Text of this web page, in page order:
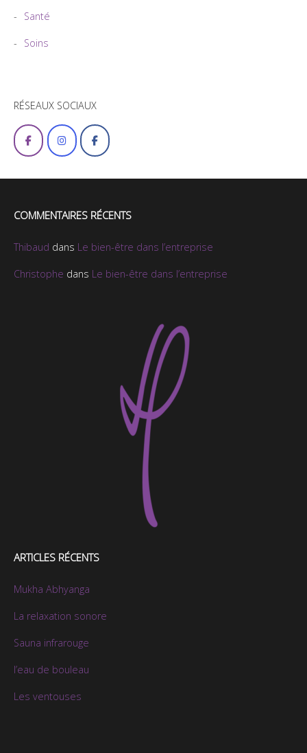
Santé
Soins
RÉSEAUX SOCIAUX
COMMENTAIRES RÉCENTS
Thibaud dans Le bien-être dans l’entreprise
Christophe dans Le bien-être dans l’entreprise
ARTICLES RÉCENTS
Mukha Abhyanga
La relaxation sonore
Sauna infrarouge
l’eau de bouleau
Les ventouses